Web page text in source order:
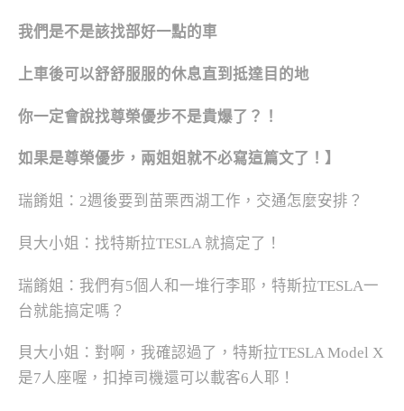
我們是不是該找部好一點的車
上車後可以舒舒服服的休息直到抵達目的地
你一定會說找尊榮優步不是貴爆了？！
如果是尊榮優步，兩姐姐就不必寫這篇文了！】
瑞餚姐：2週後要到苗栗西湖工作，交通怎麼安排？
貝大小姐：找特斯拉TESLA 就搞定了！
瑞餚姐：我們有5個人和一堆行李耶，特斯拉TESLA一
台就能搞定嗎？
貝大小姐：對啊，我確認過了，特斯拉TESLA Model X
是7人座喔，扣掉司機還可以載客6人耶！